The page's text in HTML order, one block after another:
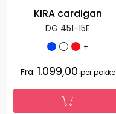
KIRA cardigan
DG 451-15E
+
Fra: 1.099,00 per pakke